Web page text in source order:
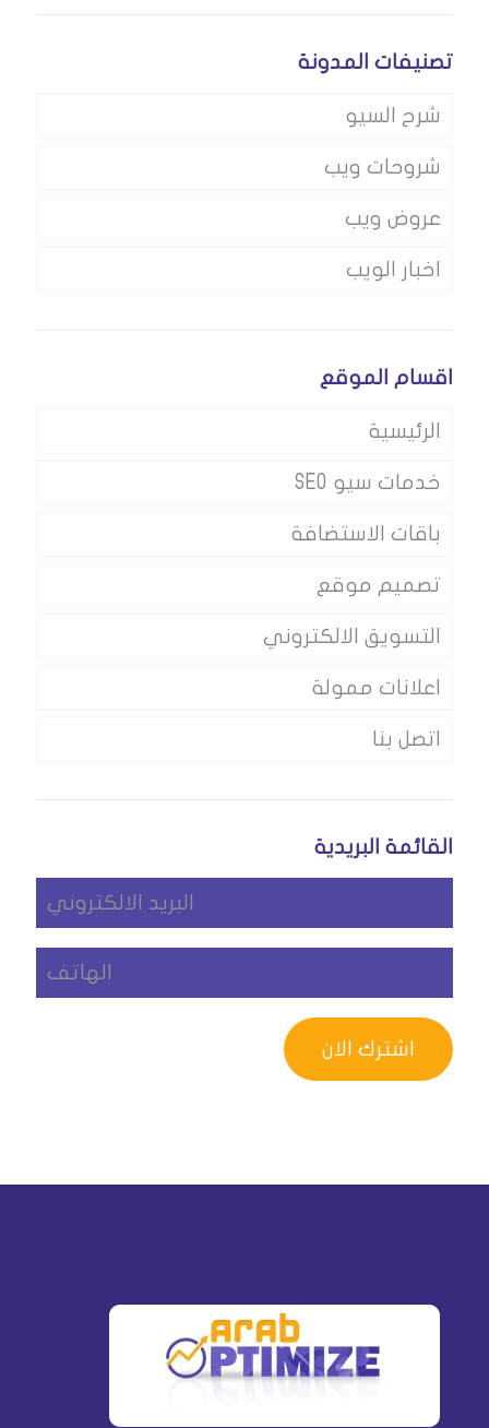
تصنيفات المدونة
شرح السيو
شروحات ويب
عروض ويب
اخبار الويب
اقسام الموقع
الرئيسية
خدمات سيو SEO
باقات الاستضافة
تصميم موقع
التسويق الالكتروني
اعلانات ممولة
اتصل بنا
القائمة البريدية